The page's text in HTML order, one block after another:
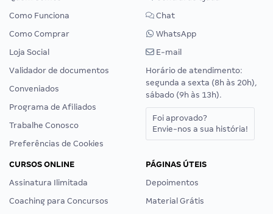
Como Funciona
Como Comprar
Loja Social
Validador de documentos
Conveniados
Programa de Afiliados
Trabalhe Conosco
Preferências de Cookies
Chat
WhatsApp
E-mail
Horário de atendimento:
segunda a sexta (8h às 20h),
sábado (9h às 13h).
Foi aprovado?
Envie-nos a sua história!
CURSOS ONLINE
Assinatura Ilimitada
Coaching para Concursos
PÁGINAS ÚTEIS
Depoimentos
Material Grátis